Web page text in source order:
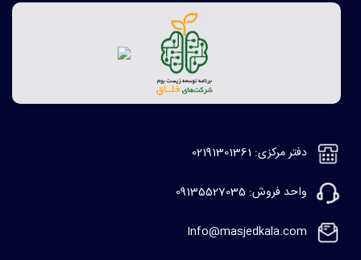
دفتر مرکزی: 02191301361
واحد فروش: 09135527035
Info@masjedkala.com